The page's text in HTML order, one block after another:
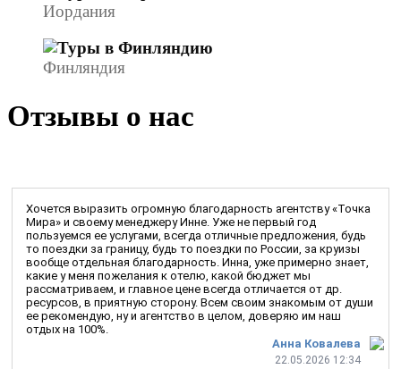
Иордания
Финляндия
Отзывы о нас
Анна Ковалева
22.05.2026 12:34
Хочется выразить огромную благодарность агентству «Точка
Мира» и своему менеджеру Инне. Уже не первый год
пользуемся ее услугами, всегда отличные предложения, будь
то поездки за границу, будь то поездки по России, за круизы
вообще отдельная благодарность. Инна, уже примерно знает,
какие у меня пожелания к отелю, какой бюджет мы
рассматриваем, и главное цене всегда отличается от др.
ресурсов, в приятную сторону. Всем своим знакомым от души
ее рекомендую, ну и агентство в целом, доверяю им наш
отдых на 100%.